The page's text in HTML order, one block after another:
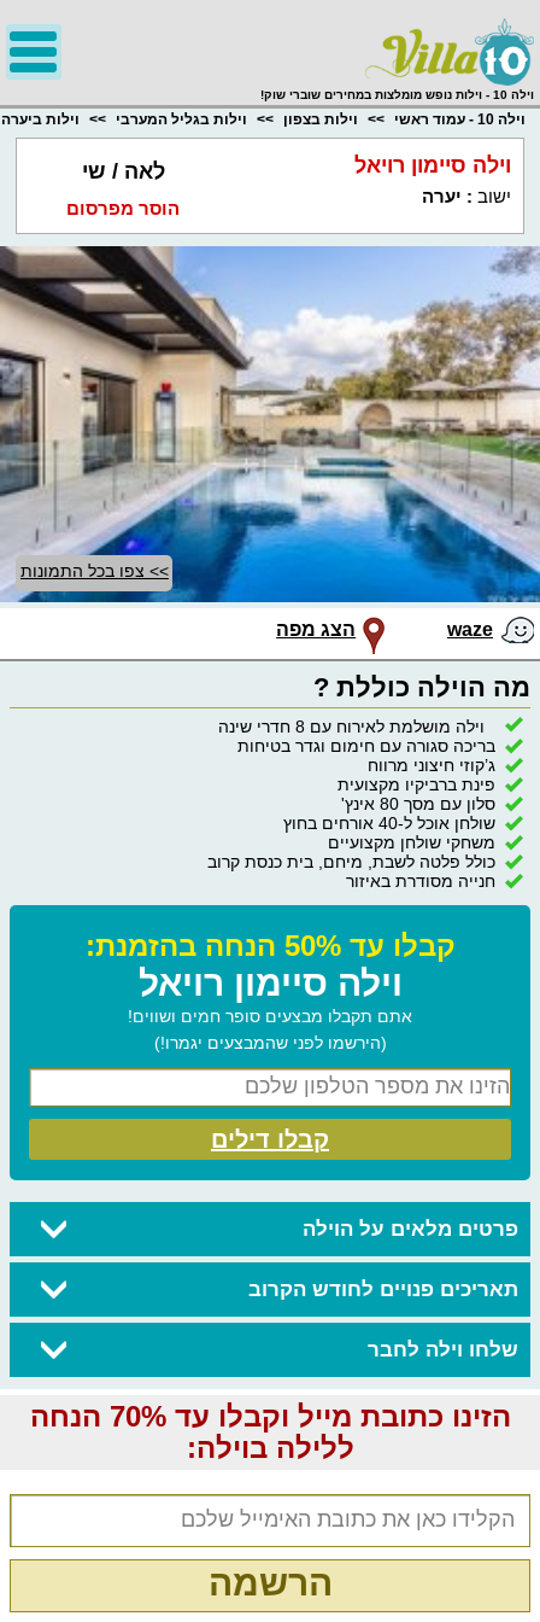
וילה 10 - וילות נופש מומלצות במחירים שוברי שוק!
וילה 10 - עמוד ראשי וילות בצפון וילות בגליל המערבי וילות ביערה
וילה סיימון רויאל
ישוב : יערה
לאה / שי
הוסר מפרסום
>> צפו בכל התמונות
waze הצג מפה
מה הוילה כוללת ?
וילה מושלמת לאירוח עם 8 חדרי שינה
בריכה סגורה עם חימום וגדר בטיחות
ג’קוזי חיצוני מרווח
פינת ברביקיו מקצועית
סלון עם מסך 80 אינץ'
שולחן אוכל ל-40 אורחים בחוץ
משחקי שולחן מקצועיים
כולל פלטה לשבת, מיחם, בית כנסת קרוב
חנייה מסודרת באיזור
קבלו עד 50% הנחה בהזמנת:
וילה סיימון רויאל
אתם תקבלו מבצעים סופר חמים ושווים!
(הירשמו לפני שהמבצעים יגמרו!)
קבלו דילים
פרטים מלאים על הוילה
תאריכים פנויים לחודש הקרוב
שלחו וילה לחבר
הזינו כתובת מייל וקבלו עד 70% הנחה
ללילה בוילה:
הרשמה